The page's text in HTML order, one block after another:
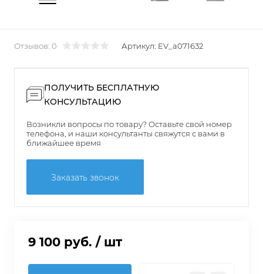
Отзывов: 0 Артикул: EV_a071632
ПОЛУЧИТЬ БЕСПЛАТНУЮ
КОНСУЛЬТАЦИЮ
Возникли вопросы по товару? Оставьте свой номер
телефона, и наши консультанты свяжутся с вами в
ближайшее время
Заказать звонок
9 100 руб. / шт